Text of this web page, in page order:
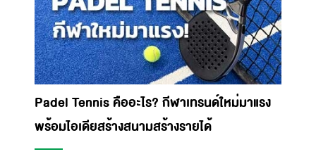
Padel Tennis คืออะไร? กีฬาเทรนด์ใหม่มาแรง
พร้อมไอเดียสร้างสนามสร้างรายได้